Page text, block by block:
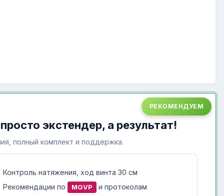
РЕКОМЕНДУЕМ
экстендер, а результат!
полный комплект и поддержка.
Контроль натяжения, ход винта 30 см
Рекомендации по MGVP
и протоколам